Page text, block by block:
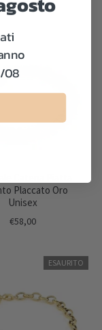
Placcato Oro
Unisex
€58,00
ESAURITO
08